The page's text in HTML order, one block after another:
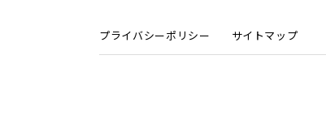
プライバシーポリシー サイトマップ